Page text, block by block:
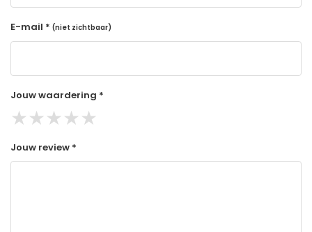
E-mail * (niet zichtbaar)
Jouw waardering *
★★★★★
Jouw review *